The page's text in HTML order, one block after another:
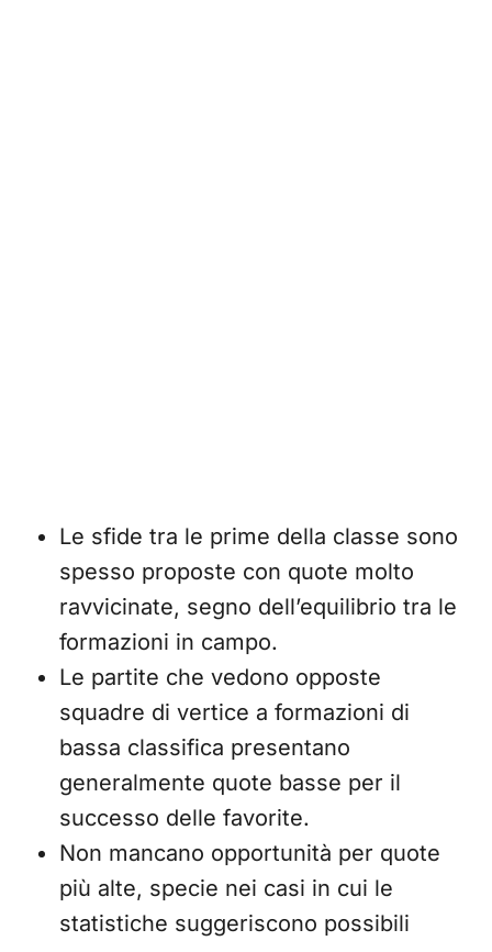
Le sfide tra le prime della classe sono
spesso proposte con quote molto
ravvicinate, segno dell’equilibrio tra le
formazioni in campo.
Le partite che vedono opposte
squadre di vertice a formazioni di
bassa classifica presentano
generalmente quote basse per il
successo delle favorite.
Non mancano opportunità per quote
più alte, specie nei casi in cui le
statistiche suggeriscono possibili